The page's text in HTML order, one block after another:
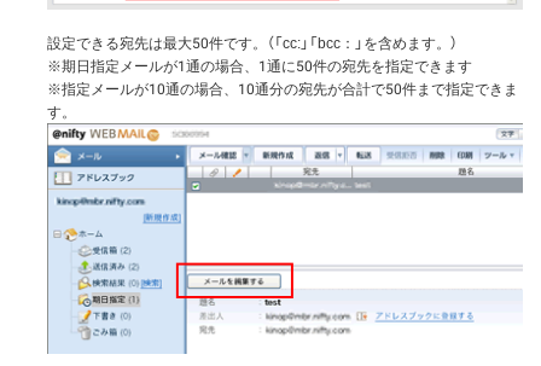
設定できる宛先は最大50件です。（「cc:」「bcc：」を含めます。）
※期日指定メールが1通の場合、1通に50件の宛先を指定できます
※指定メールが10通の場合、10通分の宛先が合計で50件まで指定できま
す。